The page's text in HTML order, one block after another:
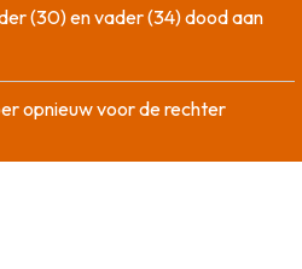
(30) en vader (34) dood aan
opnieuw voor de rechter